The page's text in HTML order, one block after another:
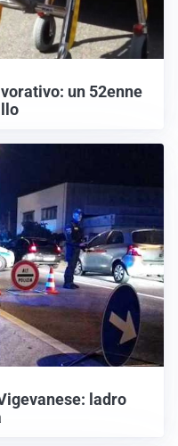
un 52enne
ladro